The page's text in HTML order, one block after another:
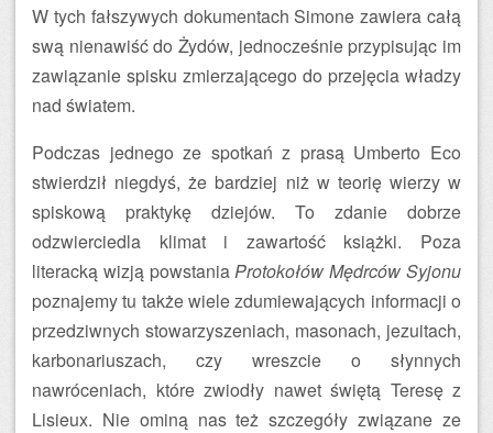
W tych fałszywych dokumentach Simone zawiera całą
swą nienawiść do Żydów, jednocześnie przypisując im
zawiązanie spisku zmierzającego do przejęcia władzy
nad światem.
Podczas jednego ze spotkań z prasą Umberto Eco
stwierdził niegdyś, że bardziej niż w teorię wierzy w
spiskową praktykę dziejów. To zdanie dobrze
odzwierciedla klimat i zawartość książki. Poza
literacką wizją powstaniaProtokołów Mędrców Syjonu
poznajemy tu także wiele zdumiewających informacji o
przedziwnych stowarzyszeniach, masonach, jezuitach,
karbonariuszach, czy wreszcie o słynnych
nawróceniach, które zwiodły nawet świętą Teresę z
Lisieux. Nie ominą nas też szczegóły związane ze